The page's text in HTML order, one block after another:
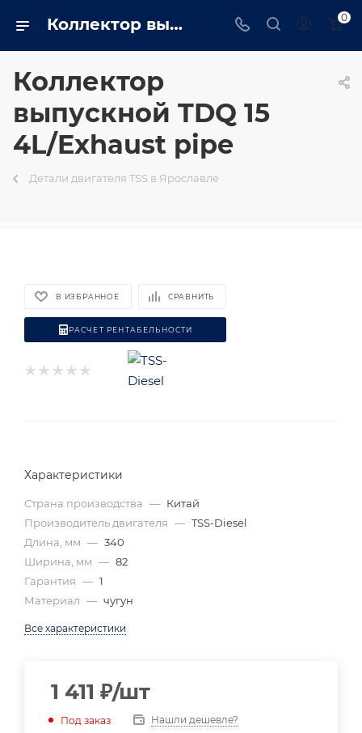
Коллектор выпускной TDQ 15 4L/Exhaust pipe в Ярославле - TRUSTENERGO 0
Коллектор
выпускной TDQ 15
4L/Exhaust pipe
Детали двигателя TSS в Ярославле
В ИЗБРАННОЕ СРАВНИТЬ
РАСЧЕТ РЕНТАБЕЛЬНОСТИ
Характеристики
Страна производства — Китай
Производитель двигателя — TSS-Diesel
Длина, мм — 340
Ширина, мм — 82
Гарантия — 1
Материал — чугун
Все характеристики
1 411 ₽/шт
Под заказ Нашли дешевле?